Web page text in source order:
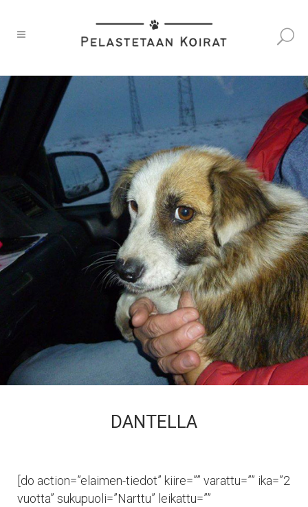
DANTELLA
[do action=”elaimen-tiedot” kiire=”” varattu=”” ika=”2
vuotta” sukupuoli=”Narttu” leikattu=””